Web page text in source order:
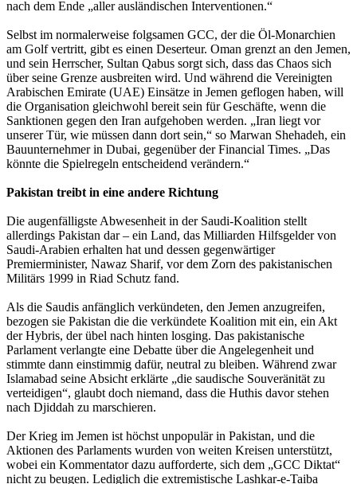
nach dem Ende „aller ausländischen Interventionen.“
Selbst im normalerweise folgsamen GCC, der die Öl-Monarchien
am Golf vertritt, gibt es einen Deserteur. Oman grenzt an den Jemen,
und sein Herrscher, Sultan Qabus sorgt sich, dass das Chaos sich
über seine Grenze ausbreiten wird. Und während die Vereinigten
Arabischen Emirate (UAE) Einsätze in Jemen geflogen haben, will
die Organisation gleichwohl bereit sein für Geschäfte, wenn die
Sanktionen gegen den Iran aufgehoben werden. „Iran liegt vor
unserer Tür, wie müssen dann dort sein,“ so Marwan Shehadeh, ein
Bauunternehmer in Dubai, gegenüber der Financial Times. „Das
könnte die Spielregeln entscheidend verändern.“
Pakistan treibt in eine andere Richtung
Die augenfälligste Abwesenheit in der Saudi-Koalition stellt
allerdings Pakistan dar – ein Land, das Milliarden Hilfsgelder von
Saudi-Arabien erhalten hat und dessen gegenwärtiger
Premierminister, Nawaz Sharif, vor dem Zorn des pakistanischen
Militärs 1999 in Riad Schutz fand.
Als die Saudis anfänglich verkündeten, den Jemen anzugreifen,
bezogen sie Pakistan die die verkündete Koalition mit ein, ein Akt
der Hybris, der übel nach hinten losging. Das pakistanische
Parlament verlangte eine Debatte über die Angelegenheit und
stimmte dann einstimmig dafür, neutral zu bleiben. Während zwar
Islamabad seine Absicht erklärte „die saudische Souveränität zu
verteidigen“, glaubt doch niemand, dass die Huthis davor stehen
nach Djiddah zu marschieren.
Der Krieg im Jemen ist höchst unpopulär in Pakistan, und die
Aktionen des Parlaments wurden von weiten Kreisen unterstützt,
wobei ein Kommentator dazu aufforderte, sich dem „GCC Diktat“
nicht zu beugen. Lediglich die extremistische Lashkar-e-Taiba